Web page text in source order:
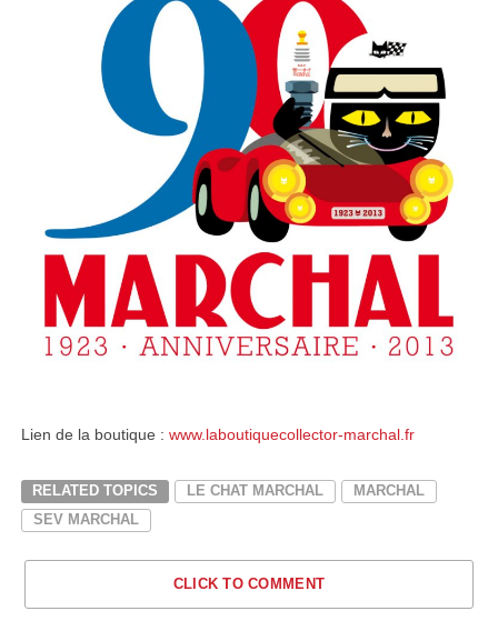
Lien de la boutique : www.laboutiquecollector-marchal.fr
RELATED TOPICS LE CHAT MARCHAL
MARCHAL
SEV MARCHAL
CLICK TO COMMENT